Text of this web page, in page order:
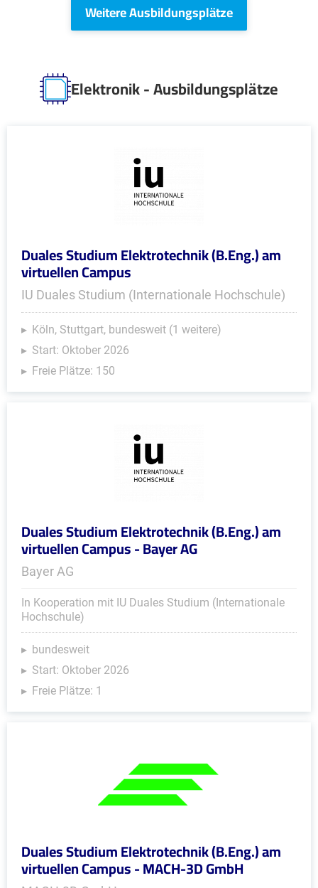
Weitere Ausbildungsplätze
Elektronik - Ausbildungsplätze
Duales Studium Elektrotechnik (B.Eng.) am
virtuellen Campus
IU Duales Studium (Internationale Hochschule)
Köln, Stuttgart, bundesweit (1 weitere)
Start: Oktober 2026
Freie Plätze: 150
Duales Studium Elektrotechnik (B.Eng.) am
virtuellen Campus - Bayer AG
Bayer AG
In Kooperation mit IU Duales Studium (Internationale
Hochschule)
bundesweit
Start: Oktober 2026
Freie Plätze: 1
Duales Studium Elektrotechnik (B.Eng.) am
virtuellen Campus - MACH-3D GmbH